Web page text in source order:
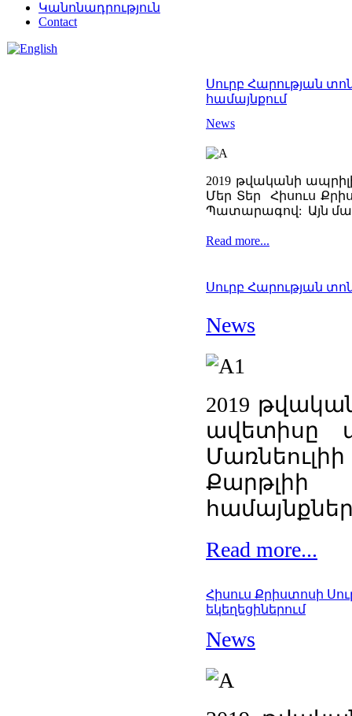
Կանոնադրություն
Contact
Սուրբ Հարության
համայնքում
News
2019 թվականի
Մեր Տեր Հիսուս
Պատարագով: Այն
Read more...
Սուրբ Հարության
News
2019
ավետիսը
Read more...
Հիսուս Քրիստոսի
եկեղեցիներում
News